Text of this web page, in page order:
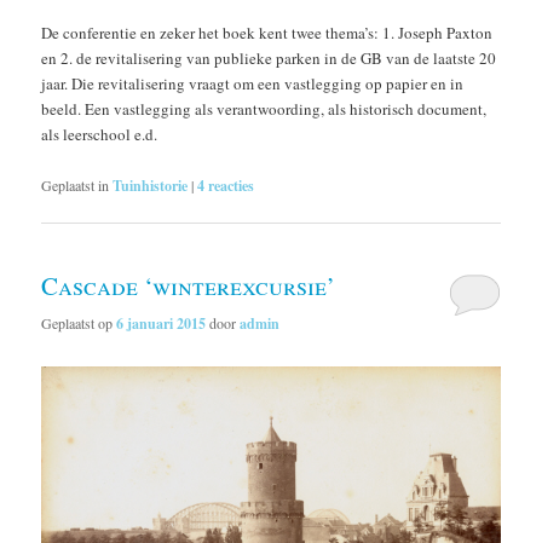
De conferentie en zeker het boek kent twee thema’s: 1. Joseph Paxton
en 2. de revitalisering van publieke parken in de GB van de laatste 20
jaar. Die revitalisering vraagt om een vastlegging op papier en in
beeld. Een vastlegging als verantwoording, als historisch document,
als leerschool e.d.
Geplaatst in Tuinhistorie|4reacties
Cascade ‘winterexcursie’
Geplaatst op6 januari 2015dooradmin